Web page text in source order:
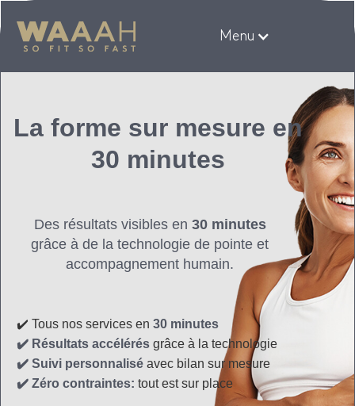
Menu
La forme sur mesure en
30 minutes
Des résultats visibles en 30 minutes
grâce à de la technologie de pointe et
accompagnement humain.
✔️ Tous nos services en 30 minutes
✔️ Résultats accélérés grâce à la technologie
✔️ Suivi personnalisé avec bilan sur mesure
✔️ Zéro contraintes: tout est sur place